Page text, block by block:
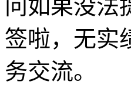
问如果没法
签啦，无实
务交流。